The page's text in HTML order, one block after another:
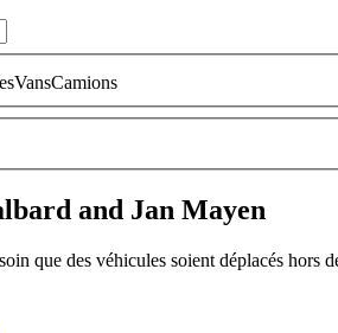
VansCamions
and Jan Mayen
que des véhicules soient déplacés